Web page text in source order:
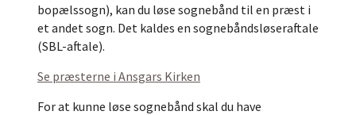
bopælssogn), kan du løse sognebånd til en præst i
et andet sogn. Det kaldes en sognebåndsløseraftale
(SBL-aftale).
Se præsterne i Ansgars Kirken
For at kunne løse sognebånd skal du have